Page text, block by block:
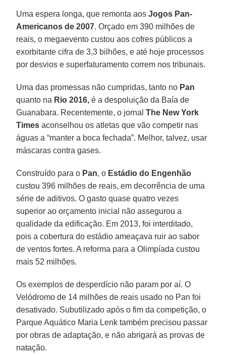
Uma espera longa, que remonta aos Jogos Pan-
Americanos de 2007. Orçado em 390 milhões de
reais, o megaevento custou aos cofres públicos a
exorbitante cifra de 3,3 bilhões, e até hoje processos
por desvios e superfaturamento correm nos tribunais.
Uma das promessas não cumpridas, tanto no Pan
quanto na Rio 2016, é a despoluição da Baía de
Guanabara. Recentemente, o jornalThe New York
Times aconselhou os atletas que vão competir nas
águas a “manter a boca fechada”. Melhor, talvez, usar
máscaras contra gases.
Construído para o Pan, o Estádio do Engenhão
custou 396 milhões de reais, em decorrência de uma
série de aditivos. O gasto quase quatro vezes
superior ao orçamento inicial não assegurou a
qualidade da edificação. Em 2013, foi interditado,
pois a cobertura do estádio ameaçava ruir ao sabor
de ventos fortes. A reforma para a Olimpíada custou
mais 52 milhões.
Os exemplos de desperdício não param por aí. O
Velódromo de 14 milhões de reais usado no Pan foi
desativado. Subutilizado após o fim da competição, o
Parque Aquático Maria Lenk também precisou passar
por obras de adaptação, e não abrigará as provas de
natação.